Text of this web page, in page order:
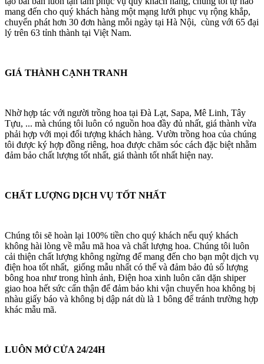
mang đến cho quý khách hàng một mạng lưới phục vụ rộng khắp,
chuyển phát hơn 30 đơn hàng mỗi ngày tại Hà Nội, cùng với 65 đại
lý trên 63 tỉnh thành tại Việt Nam.
GIÁ THÀNH CẠNH TRANH
Nhờ hợp tác với người trồng hoa tại Đà Lạt, Sapa, Mê Linh, Tây
Tựu, ... mà chúng tôi luôn có nguồn hoa đầy đủ nhất, giá thành vừa
phải hợp với mọi đối tượng khách hàng. Vườn trồng hoa của chúng
tôi được ký hợp đồng riêng, hoa được chăm sóc cách đặc biệt nhằm
đảm bảo chất lượng tốt nhất, giá thành tốt nhất hiện nay.
CHẤT LƯỢNG DỊCH VỤ TỐT NHẤT
Chúng tôi sẽ hoàn lại 100% tiền cho quý khách nếu quý khách
không hài lòng về mẫu mã hoa và chất lượng hoa. Chúng tôi luôn
cải thiện chất lượng không ngừng để mang đến cho bạn một dịch vụ
điện hoa tốt nhất, giống mẫu nhất có thể và đảm bảo đủ số lượng
bông hoa như trong hình ảnh, Điện hoa xinh luôn căn dặn shiper
giao hoa hết sức cẩn thận để đảm bảo khi vận chuyển hoa không bị
nhàu giấy báo và không bị dập nát dù là 1 bông để tránh trường hợp
khác mẫu mã.
LUÔN MỞ CỬA 24/24H